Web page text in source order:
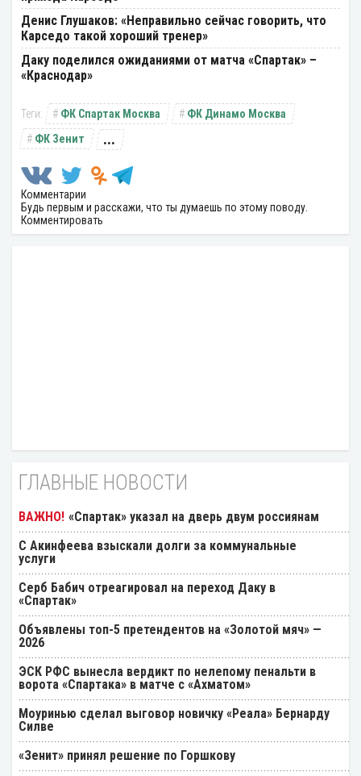
Денис Глушаков: «Неправильно сейчас говорить, что
Карседо такой хороший тренер»
Даку поделился ожиданиями от матча «Спартак» –
«Краснодар»
ФК Спартак Москва
ФК Динамо Москва
ФК Зенит
...
Комментарии
Будь первым и расскажи, что ты думаешь по этому поводу.
Комментировать
ГЛАВНЫЕ НОВОСТИ
«Спартак» указал на дверь двум россиянам
С Акинфеева взыскали долги за коммунальные
услуги
Серб Бабич отреагировал на переход Даку в
«Спартак»
Объявлены топ-5 претендентов на «Золотой мяч» —
2026
ЭСК РФС вынесла вердикт по нелепому пенальти в
ворота «Спартака» в матче с «Ахматом»
Моуринью сделал выговор новичку «Реала» Бернарду
Силве
«Зенит» принял решение по Горшкову